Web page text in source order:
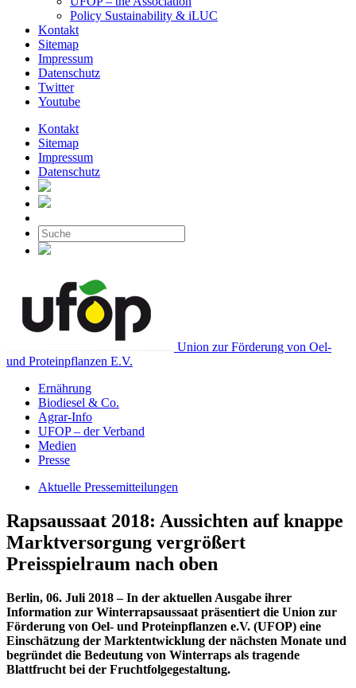
Policy Sustainability & iLUC
Kontakt
Sitemap
Impressum
Datenschutz
Twitter
Youtube
Kontakt
Sitemap
Impressum
Datenschutz
Union zur Förderung von Oel-
und Proteinpflanzen E.V.
Ernährung
Biodiesel & Co.
Agrar-Info
UFOP – der Verband
Medien
Presse
Aktuelle Pressemitteilungen
Rapsaussaat 2018: Aussichten auf knappe
Marktversorgung vergrößert
Preisspielraum nach oben
Berlin, 06. Juli 2018 – In der aktuellen Ausgabe ihrer
Information zur Winterrapsaussaat präsentiert die Union zur
Förderung von Oel- und Proteinpflanzen e.V. (UFOP) eine
Einschätzung der Marktentwicklung der nächsten Monate und
begründet die Bedeutung von Winterraps als tragende
Blattfrucht bei der Fruchtfolgegestaltung.